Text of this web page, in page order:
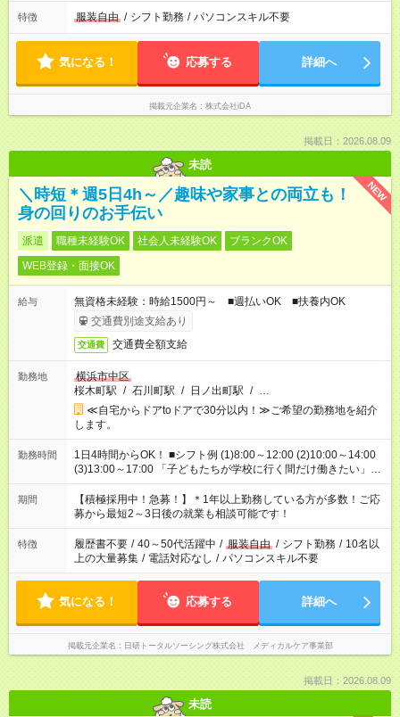
特徴 服装自由 / シフト勤務 / パソコンスキル不要
気になる！ 応募する 詳細へ
掲載元企業名 株式会社iDA
掲載日：2026.08.09
未読
NEW
＼時短＊週5日4h～／趣味や家事との両立も！
身の回りのお手伝い
派遣 職種未経験OK 社会人未経験OK
ブランクOK
WEB登録・面接OK
給与
無資格未経験：時給1500円～ ■週払いOK ■扶養内OK
交通費別途支給あり
交通費 交通費全額支給
勤務地
横浜市中区
桜木町駅 / 石川町駅 / 日ノ出町駅 / …
≪自宅からドアtoドアで30分以内！≫ご希望の勤務地を紹介
します。
勤務時間
1日4時間からOK！ ■シフト例 (1)8:00～12:00 (2)10:00～14:00
(3)13:00～17:00 「子どもたちが学校に行く間だけ働きたい」
「余裕を持って夕飯の準備がしたい」 「午前中は働いて、午後
はプライベートの時間にしたい」 など、ご希望を教えてくださ
いね。 ※Wワーク希望の方へ 今ご覧のお仕事で希望する勤務時
間と、もう1つのお仕事の勤務時間。 合計で週40時間を超える
場合は応募できません。
期間
【積極採用中！急募！】＊1年以上勤務している方が多数！ご応
募から最短2～3日後の就業も相談可能です！
特徴 履歴書不要 / 40～50代活躍中 / 服装自由 / シフト勤務 / 10名以
上の大量募集 / 電話対応なし / パソコンスキル不要
気になる！ 応募する 詳細へ
掲載元企業名 日研トータルソーシング株式会社 メディカルケア事業部
掲載日：2026.08.09
未読